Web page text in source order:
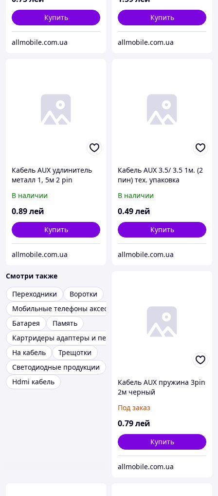
Купить
allmobile.com.ua
Купить
allmobile.com.ua
Кабель AUX удлинитель
металл 1, 5м 2 pin
В наличии
0.89лей
Купить
allmobile.com.ua
Кабель AUX 3.5/ 3.5 1м. (2
пин) тех. упаковка
В наличии
0.49лей
Купить
allmobile.com.ua
Смотри также
Переходники
Воротки
Мобильные телефоны аксессуары
Батарея
Память
Картридеры адаптеры и переходники
На кабель
Трещотки
Светодиодные продукции
Hdmi кабель
Кабель AUX пружина 3pin
2м черный
Под заказ
0.79лей
Купить
allmobile.com.ua